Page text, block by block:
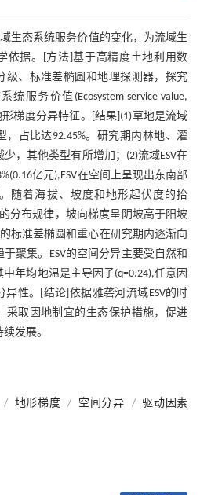
生态系统服务价值的变化，为流域生
依据。[方法]基于高精度土地利用数
级、标准差椭圆和地理探测器，探究
统服务价值(Ecosystem service value,
形梯度分异特征。[结果](1)草地是流域
，占比达92.45%。研究期内林地、灌
，其他类型有所增加；(2)流域ESV在
亿元),ESV在空间上呈现出东南部
随着海拔、坡度和地形起伏度的抬
分布规律，坡向梯度呈阴坡高于阳坡
的标准差椭圆和重心在研究期内逐渐向
聚集。ESV的空间分异主要受自然和
年均地温是主导因子(q=0.24),任意因
异性。[结论]依据雅砻河流域ESV的时
采取因地制宜的生态保护措施，促进
发展。
/ 地形梯度 / 空间分异 / 驱动因素